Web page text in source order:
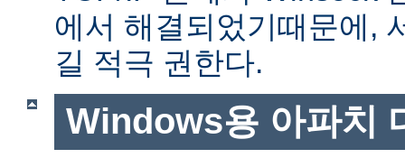
에서 해결되었기때문에,
길 적극 권한다.
Windows용 아파치